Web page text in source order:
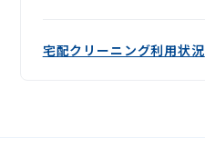
宅配クリーニング利用状況